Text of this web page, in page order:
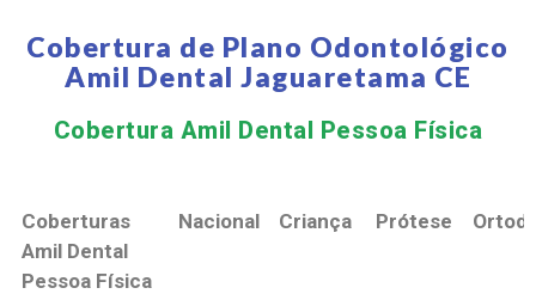
Cobertura de Plano Odontológico
Amil Dental Jaguaretama CE
Cobertura Amil Dental Pessoa Física​
Coberturas
Amil Dental
Pessoa Física
Nacional Criança Prótese